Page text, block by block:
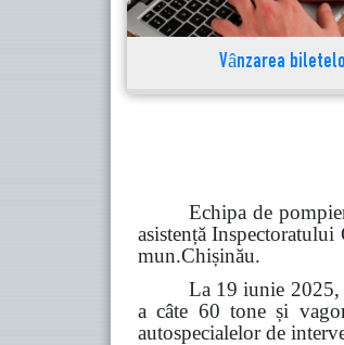
Vânzarea
Echipa de
asistență
mun.Chișinău.
La 19 iunie 2025,
a câte 60 tone și
autospecialelor de